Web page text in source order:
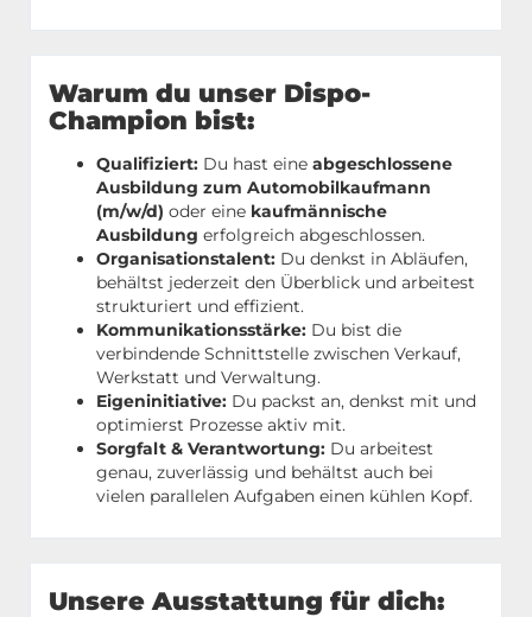
Warum du unser Dispo-
Champion bist:
Qualifiziert: Du hast eine abgeschlossene
Ausbildung zum Automobilkaufmann
(m/w/d) oder eine kaufmännische
Ausbildung erfolgreich abgeschlossen.
Organisationstalent: Du denkst in Abläufen,
behältst jederzeit den Überblick und arbeitest
strukturiert und effizient.
Kommunikationsstärke: Du bist die
verbindende Schnittstelle zwischen Verkauf,
Werkstatt und Verwaltung.
Eigeninitiative: Du packst an, denkst mit und
optimierst Prozesse aktiv mit.
Sorgfalt & Verantwortung: Du arbeitest
genau, zuverlässig und behältst auch bei
vielen parallelen Aufgaben einen kühlen Kopf.
Unsere Ausstattung für dich: